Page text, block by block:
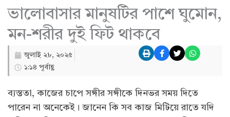
ভালোবাসার মানুষটির পাশে ঘুমোন,
মন-শরীর দুই ফিট থাকবে
জুলাই ২৮, ২০২৫
১:১৪ পূর্বাহ্ণ
ব্যস্ততা, কাজের চাপে সঙ্গীর সঙ্গীকে দিনভর সময় দিতে
পারেন না অনেকেই। জানেন কি সব কাজ মিটিয়ে রাতে যদি